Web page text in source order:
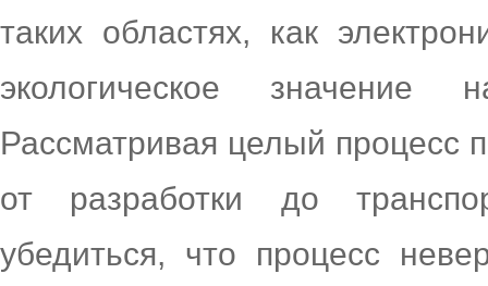
таких областях, как
экологическое значение
Рассматривая целый процесс
от разработки до
убедиться, что процесс